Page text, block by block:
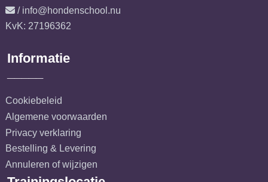
/ info@hondenschool.nu
KvK: 27196362
Informatie
Cookiebeleid
Algemene voorwaarden
Privacy verklaring
Bestelling & Levering
Annuleren of wijzigen